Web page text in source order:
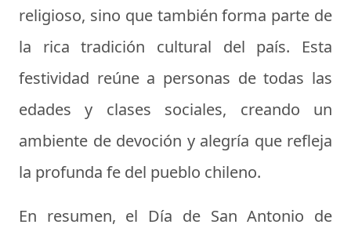
religioso, sino que también forma parte de
la rica tradición cultural del país. Esta
festividad reúne a personas de todas las
edades y clases sociales, creando un
ambiente de devoción y alegría que refleja
la profunda fe del pueblo chileno.
En resumen, el Día de San Antonio de